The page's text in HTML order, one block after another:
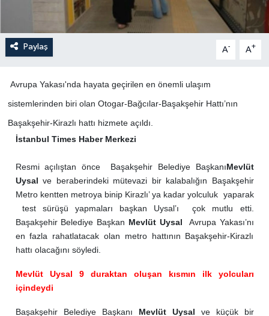
Paylaş A- A+
Avrupa Yakası'nda hayata geçirilen en önemli ulaşım
sistemlerinden biri olan Otogar-Bağcılar-Başakşehir Hattı’nın
Başakşehir-Kirazlı hattı hizmete açıldı.
İstanbul Times Haber Merkezi
Resmi açılıştan önce Başakşehir Belediye BaşkanıMevlüt
Uysal ve beraberindeki mütevazi bir kalabalığın Başakşehir
Metro kentten metroya binip Kirazlı’ ya kadar yolculuk yaparak
test sürüşü yapmaları başkan Uysal’ı çok mutlu etti.
Başakşehir Belediye Başkan Mevlüt Uysal Avrupa Yakası’nı
en fazla rahatlatacak olan metro hattının Başakşehir-Kirazlı
hattı olacağını söyledi.
Mevlüt Uysal 9 duraktan oluşan kısmın ilk yolcuları
içindeydi
Başakşehir Belediye Başkanı Mevlüt Uysal ve küçük bir